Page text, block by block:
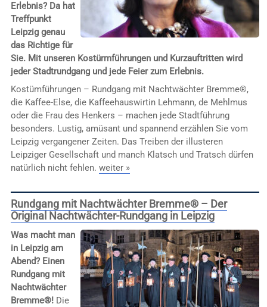
Erlebnis? Da hat
Treffpunkt
Leipzig genau
das Richtige für
Sie. Mit unseren Kostürmführungen und Kurzauftritten wird
jeder Stadtrundgang und jede Feier zum Erlebnis.
Kostümführungen – Rundgang mit Nachtwächter Bremme®,
die Kaffee-Else, die Kaffeehauswirtin Lehmann, de Mehlmus
oder die Frau des Henkers – machen jede Stadtführung
besonders. Lustig, amüsant und spannend erzählen Sie vom
Leipzig vergangener Zeiten. Das Treiben der illusteren
Leipziger Gesellschaft und manch Klatsch und Tratsch dürfen
natürlich nicht fehlen. weiter »
Rundgang mit Nachtwächter Bremme® – Der
Original Nachtwächter-Rundgang in Leipzig
Was macht man
in Leipzig am
Abend? Einen
Rundgang mit
Nachtwächter
Bremme®!Die